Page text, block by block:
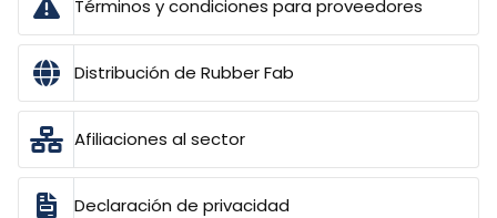
Términos y condiciones para proveedores
Distribución de Rubber Fab
Afiliaciones al sector
Declaración de privacidad